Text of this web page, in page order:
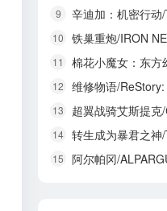
9
10
11
12 维修物语/
13
14
15 阿尔帕冈/